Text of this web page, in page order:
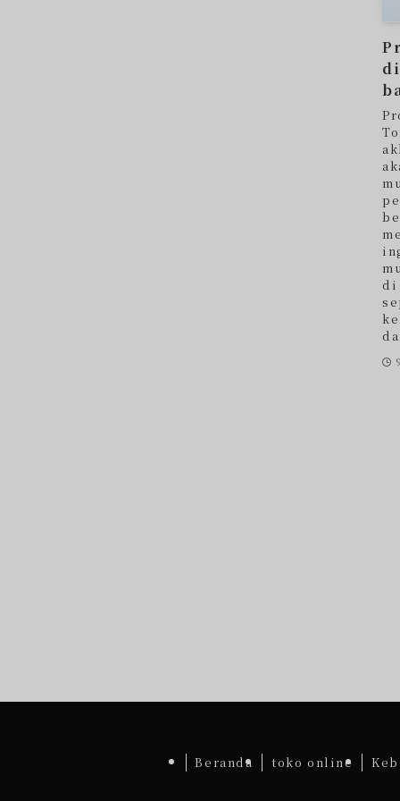
di
Beranda toko online